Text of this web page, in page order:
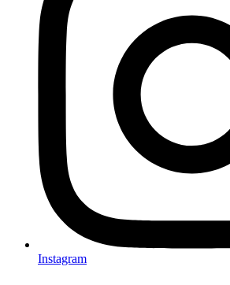
Instagram